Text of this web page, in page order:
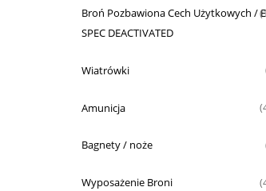
Broń Pozbawiona Cech Użytkowych /
SPEC DEACTIVATED
Wiatrówki
Amunicja
Bagnety / noże
Wyposażenie Broni